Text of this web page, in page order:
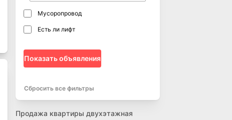
Мусоропровод
Есть ли лифт
Показать объявления
Сбросить все фильтры
Продажа квартиры двухэтажная